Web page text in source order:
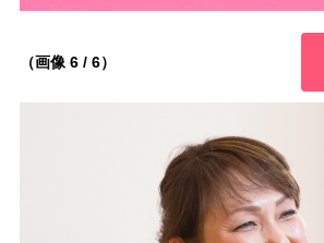
（画像 6 / 6）